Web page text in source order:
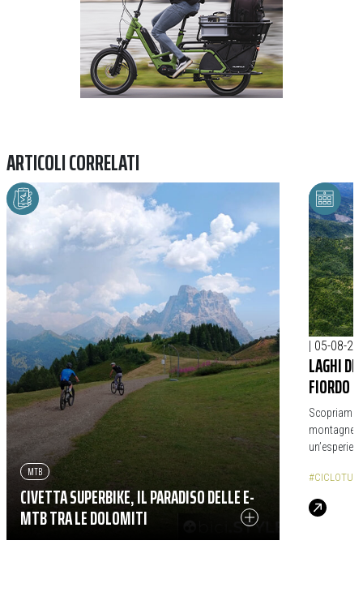
ARTICOLI CORRELATI
CIVETTA SUPERBIKE, IL PARADISO DELLE E-
MTB TRA LE DOLOMITI
MTB
| 05-08-
LAGHI
FIORDO
Scopriamo
montagne